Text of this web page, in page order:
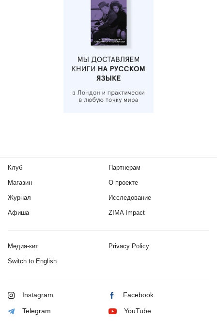
Клуб
Магазин
Журнал
Афиша
Партнерам
О проекте
Исследование
ZIMA Impact
Медиа-кит Privacy Policy
Switch to English
Instagram Facebook
Telegram YouTube